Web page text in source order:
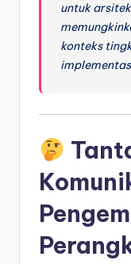
o
w
untuk
konteks